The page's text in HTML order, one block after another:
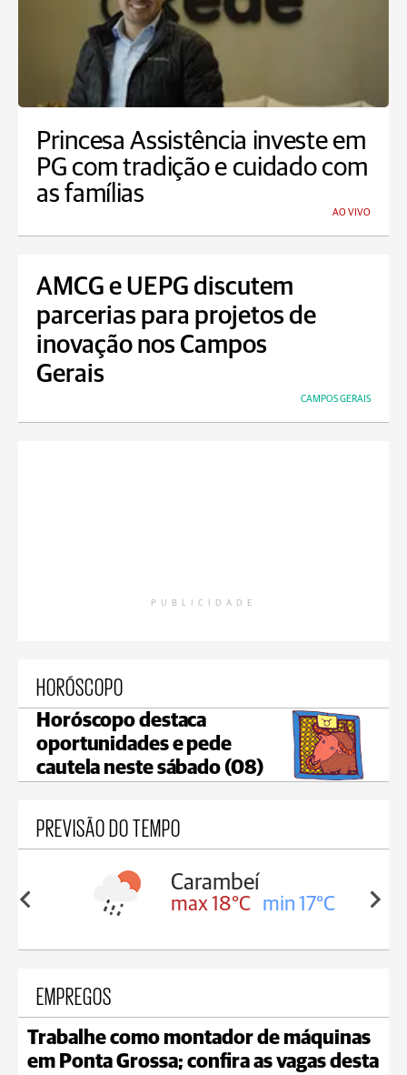
Princesa Assistência investe em
PG com tradição e cuidado com
as famílias
AO VIVO
AMCG e UEPG discutem
parcerias para projetos de
inovação nos Campos
Gerais
CAMPOS GERAIS
PUBLICIDADE
HORÓSCOPO
Horóscopo destaca
oportunidades e pede
cautela neste sábado (08)
PREVISÃO DO TEMPO
18°C
Carambeí
max 18°C min 17°C
EMPREGOS
Trabalhe como montador de máquinas
em Ponta Grossa; confira as vagas desta